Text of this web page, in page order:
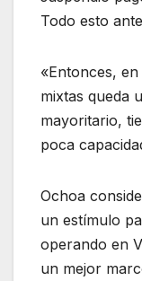
Todo esto
«Entonces,
mixtas queda
mayoritario,
poca
Ochoa
un estímulo
operando en
un mejor